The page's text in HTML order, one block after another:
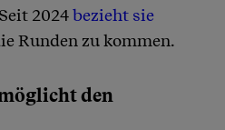
2024bezieht sie
Runden zu kommen.
den